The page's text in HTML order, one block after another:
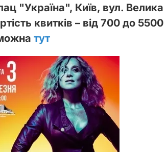
"Україна", Київ, вул. Велика
квитків – від 700 до 5500
тут